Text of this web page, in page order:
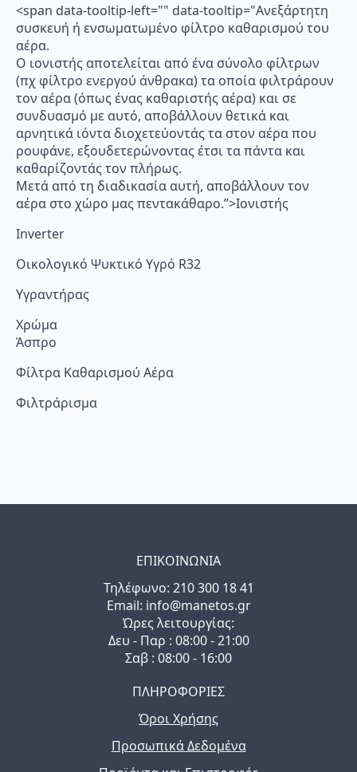
<span data-tooltip-left="" data-tooltip="Ανεξάρτητη
συσκευή ή ενσωματωμένο φίλτρο καθαρισμού του
αέρα.
Ο ιονιστής αποτελείται από ένα σύνολο φίλτρων
(πχ φίλτρο ενεργού άνθρακα) τα οποία φιλτράρουν
τον αέρα (όπως ένας καθαριστής αέρα) και σε
συνδυασμό με αυτό, αποβάλλουν θετικά και
αρνητικά ιόντα διοχετεύοντάς τα στον αέρα που
ρουφάνε, εξουδετερώνοντας έτσι τα πάντα και
καθαρίζοντάς τον πλήρως.
Μετά από τη διαδικασία αυτή, αποβάλλουν τον
αέρα στο χώρο μας πεντακάθαρο.”>Ιονιστής
Inverter
Οικολογικό Ψυκτικό Υγρό R32
Υγραντήρας
Χρώμα
Άσπρο
Φίλτρα Καθαρισμού Αέρα
Φιλτράρισμα
ΕΠΙΚΟΙΝΩΝΙΑ
Τηλέφωνo: 210 300 18 41
Email: info@manetos.gr
Ώρες λειτουργίας:
Δευ - Παρ : 08:00 - 21:00
Σαβ : 08:00 - 16:00
ΠΛΗΡΟΦΟΡΙΕΣ
Όροι Χρήσης
Προσωπικά Δεδομένα